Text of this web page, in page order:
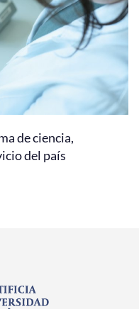
de ciencia,
del país